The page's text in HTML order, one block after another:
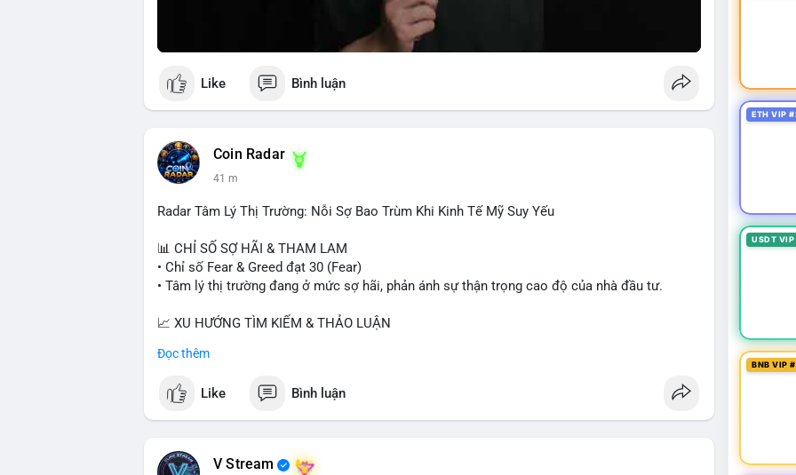
Like Bình luận
Coin Radar
41 m
Radar Tâm Lý Thị Trường: Nỗi Sợ Bao Trùm Khi Kinh Tế Mỹ Suy Yếu
📊 CHỈ SỐ SỢ HÃI & THAM LAM
• Chỉ số Fear & Greed đạt 30 (Fear)
• Tâm lý thị trường đang ở mức sợ hãi, phản ánh sự thận trọng cao độ của nhà đầu tư.
📈 XU HƯỚNG TÌM KIẾM & THẢO LUẬN
• LunarCrush Trending: Ethereum, Solana, Dogecoin, Polkadot, Chainlink, Litecoin.
đại học.
• Tin tức kinh tế: Mỹ mất 23.000 việc làm trong tháng 7, thấp hơn nhiều so với kỳ vọng.
Đọc thêm
Like Bình luận
V Stream
ETH VIP
USDT
BNB VIP